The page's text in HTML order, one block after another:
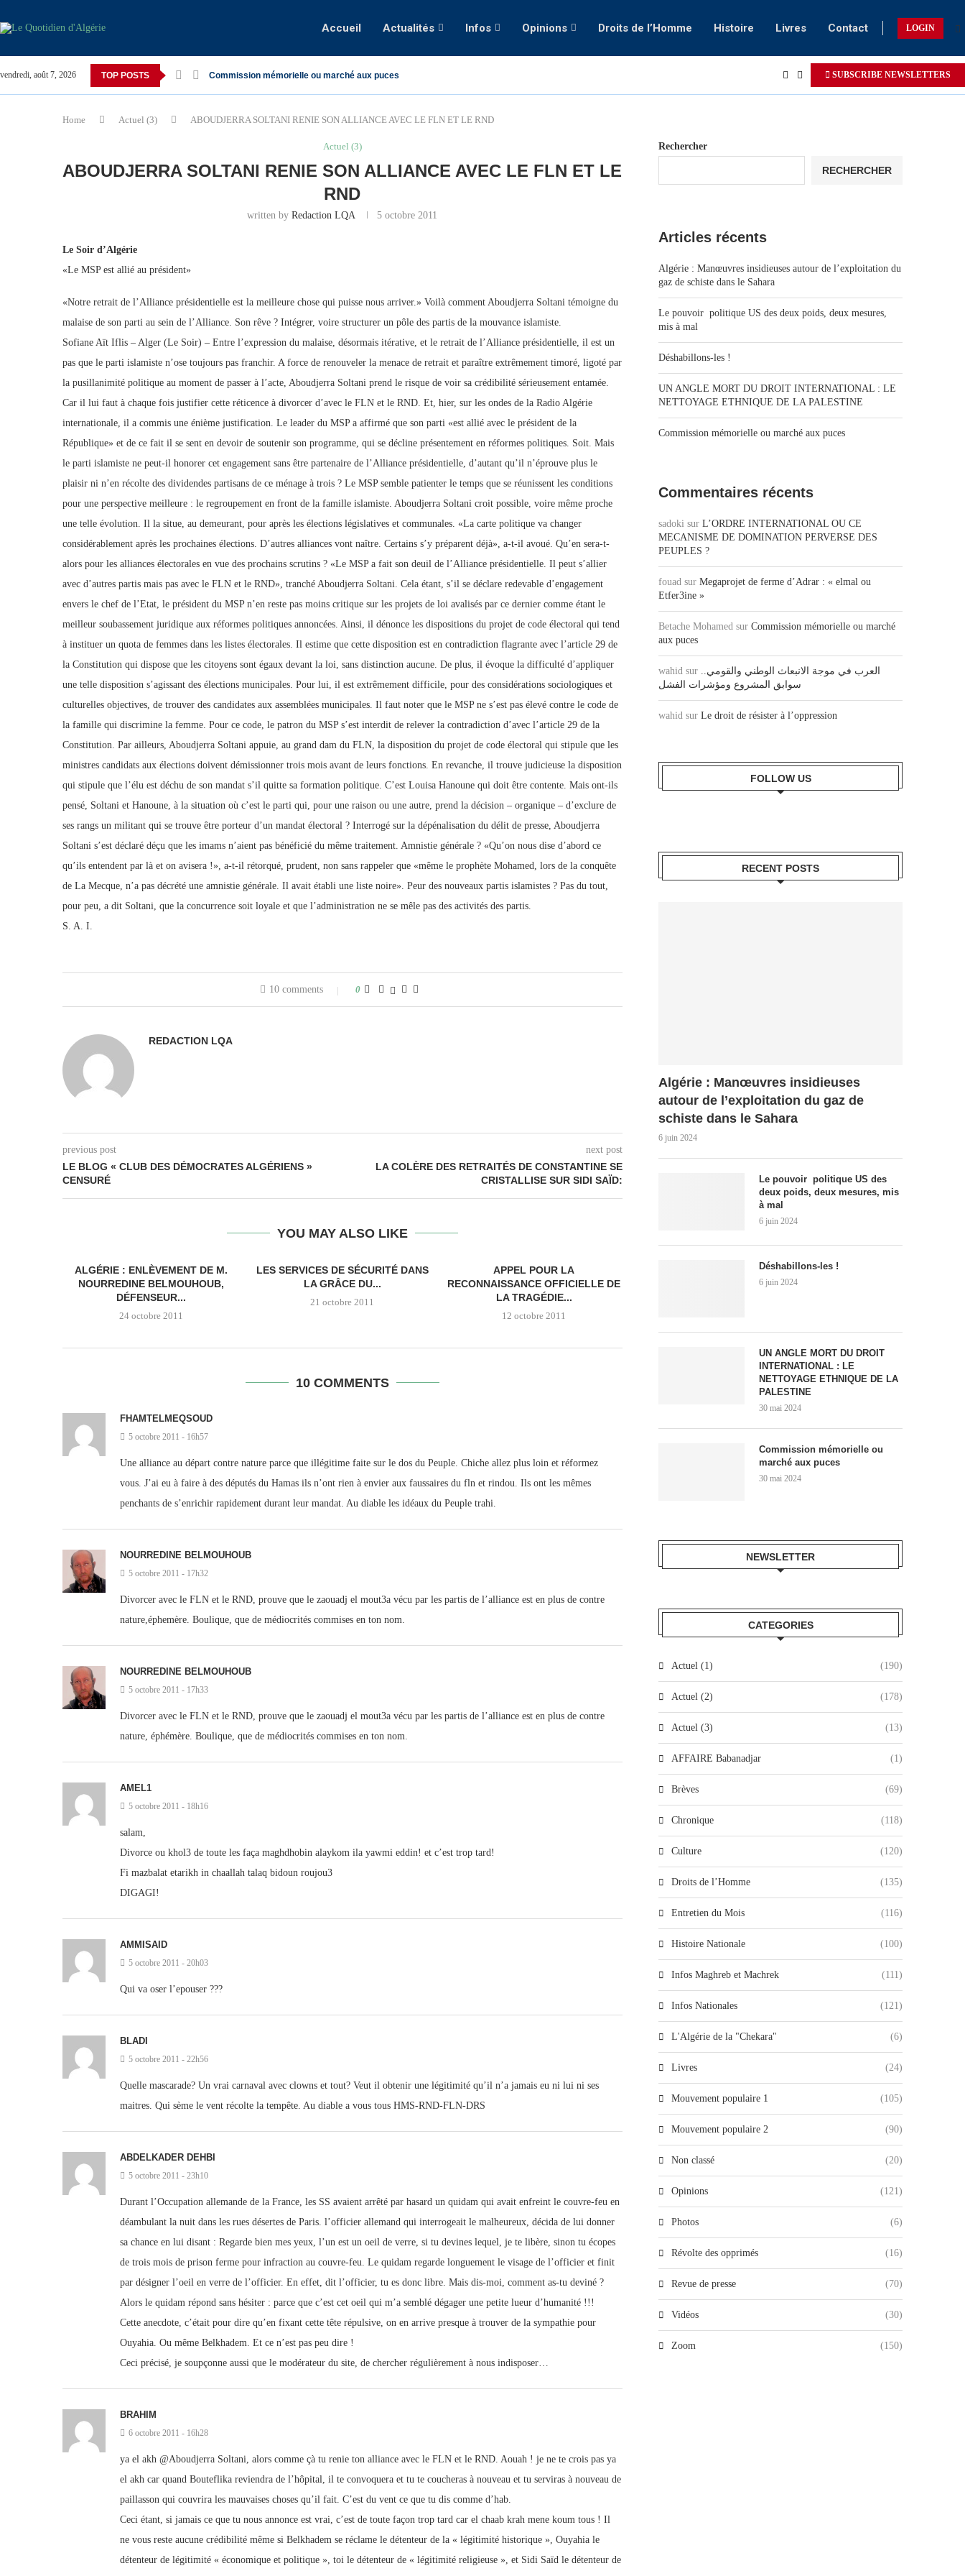
Accueil Actualités Infos Opinions Droits de l’Homme Histoire Livres Contact LOGIN
vendredi, août 7, 2026 TOP POSTS Commission mémorielle ou marché aux puces SUBSCRIBE NEWSLETTERS
Home Actuel (3) ABOUDJERRA SOLTANI RENIE SON ALLIANCE AVEC LE FLN ET LE RND
Actuel (3)
ABOUDJERRA SOLTANI RENIE SON ALLIANCE AVEC LE FLN ET LE
RND
written byRedaction LQA 5 octobre 2011
Le Soir d’Algérie
«Le MSP est allié au président»
«Notre retrait de l’Alliance présidentielle est la meilleure chose qui puisse nous arriver.» Voilà comment Aboudjerra Soltani témoigne du
malaise de son parti au sein de l’Alliance. Son rêve ? Intégrer, voire structurer un pôle des partis de la mouvance islamiste.
Sofiane Aït Iflis – Alger (Le Soir) – Entre l’expression du malaise, désormais itérative, et le retrait de l’Alliance présidentielle, il est un
pas que le parti islamiste n’ose toujours pas franchir. A force de renouveler la menace de retrait et paraître extrêmement timoré, ligoté par
la pusillanimité politique au moment de passer à l’acte, Aboudjerra Soltani prend le risque de voir sa crédibilité sérieusement entamée.
Car il lui faut à chaque fois justifier cette réticence à divorcer d’avec le FLN et le RND. Et, hier, sur les ondes de la Radio Algérie
internationale, il a commis une énième justification. Le leader du MSP a affirmé que son parti «est allié avec le président de la
République» et de ce fait il se sent en devoir de soutenir son programme, qui se décline présentement en réformes politiques. Soit. Mais
le parti islamiste ne peut-il honorer cet engagement sans être partenaire de l’Alliance présidentielle, d’autant qu’il n’éprouve plus le
plaisir ni n’en récolte des dividendes partisans de ce ménage à trois ? Le MSP semble patienter le temps que se réunissent les conditions
pour une perspective meilleure : le regroupement en front de la famille islamiste. Aboudjerra Soltani croit possible, voire même proche
une telle évolution. Il la situe, au demeurant, pour après les élections législatives et communales. «La carte politique va changer
considérablement après les prochaines élections. D’autres alliances vont naître. Certains s’y préparent déjà», a-t-il avoué. Qu’en sera-t-
alors pour les alliances électorales en vue des prochains scrutins ? «Le MSP a fait son deuil de l’Alliance présidentielle. Il peut s’allier
avec d’autres partis mais pas avec le FLN et le RND», tranché Aboudjerra Soltani. Cela étant, s’il se déclare redevable d’engagement
envers le chef de l’Etat, le président du MSP n’en reste pas moins critique sur les projets de loi avalisés par ce dernier comme étant le
meilleur soubassement juridique aux réformes politiques annoncées. Ainsi, il dénonce les dispositions du projet de code électoral qui tend
à instituer un quota de femmes dans les listes électorales. Il estime que cette disposition est en contradiction flagrante avec l’article 29 de
la Constitution qui dispose que les citoyens sont égaux devant la loi, sans distinction aucune. De plus, il évoque la difficulté d’appliquer
une telle disposition s’agissant des élections municipales. Pour lui, il est extrêmement difficile, pour des considérations sociologiques et
culturelles objectives, de trouver des candidates aux assemblées municipales. Il faut noter que le MSP ne s’est pas élevé contre le code de
la famille qui discrimine la femme. Pour ce code, le patron du MSP s’est interdit de relever la contradiction d’avec l’article 29 de la
Constitution. Par ailleurs, Aboudjerra Soltani appuie, au grand dam du FLN, la disposition du projet de code électoral qui stipule que les
ministres candidats aux élections doivent démissionner trois mois avant de leurs fonctions. En revanche, il trouve judicieuse la disposition
qui stipule que l’élu est déchu de son mandat s’il quitte sa formation politique. C’est Louisa Hanoune qui doit être contente. Mais ont-ils
pensé, Soltani et Hanoune, à la situation où c’est le parti qui, pour une raison ou une autre, prend la décision – organique – d’exclure de
ses rangs un militant qui se trouve être porteur d’un mandat électoral ? Interrogé sur la dépénalisation du délit de presse, Aboudjerra
Soltani s’est déclaré déçu que les imams n’aient pas bénéficié du même traitement. Amnistie générale ? «Qu’on nous dise d’abord ce
qu’ils entendent par là et on avisera !», a-t-il rétorqué, prudent, non sans rappeler que «même le prophète Mohamed, lors de la conquête
de La Mecque, n’a pas décrété une amnistie générale. Il avait établi une liste noire». Peur des nouveaux partis islamistes ? Pas du tout,
pour peu, a dit Soltani, que la concurrence soit loyale et que l’administration ne se mêle pas des activités des partis.
S. A. I.
10 comments 0
REDACTION LQA
previous post
LE BLOG « CLUB DES DÉMOCRATES ALGÉRIENS »
CENSURÉ
next post
LA COLÈRE DES RETRAITÉS DE CONSTANTINE SE
CRISTALLISE SUR SIDI SAÏD:
YOU MAY ALSO LIKE
ALGÉRIE : ENLÈVEMENT DE M.
NOURREDINE BELMOUHOUB,
DÉFENSEUR...
24 octobre 2011
LES SERVICES DE SÉCURITÉ DANS
LA GRÂCE DU...
21 octobre 2011
APPEL POUR LA
RECONNAISSANCE OFFICIELLE DE
LA TRAGÉDIE...
12 octobre 2011
10 COMMENTS
FHAMTELMEQSOUD
5 octobre 2011 - 16h57
Une alliance au départ contre nature parce que illégitime faite sur le dos du Peuple. Chiche allez plus loin et réformez
vous. J’ai eu à faire à des députés du Hamas ils n’ont rien à envier aux faussaires du fln et rindou. Ils ont les mêmes
penchants de s’enrichir rapidement durant leur mandat. Au diable les idéaux du Peuple trahi.
NOURREDINE BELMOUHOUB
5 octobre 2011 - 17h32
Divorcer avec le FLN et le RND, prouve que le zaouadj el mout3a vécu par les partis de l’alliance est en plus de contre
nature,éphemère. Boulique, que de médiocrités commises en ton nom.
NOURREDINE BELMOUHOUB
5 octobre 2011 - 17h33
Divorcer avec le FLN et le RND, prouve que le zaouadj el mout3a vécu par les partis de l’alliance est en plus de contre
nature, éphémère. Boulique, que de médiocrités commises en ton nom.
AMEL1
5 octobre 2011 - 18h16
salam,
Divorce ou khol3 de toute les faça maghdhobin alaykom ila yawmi eddin! et c’est trop tard!
Fi mazbalat etarikh in chaallah talaq bidoun roujou3
DIGAGI!
AMMISAID
5 octobre 2011 - 20h03
Qui va oser l’epouser ???
BLADI
5 octobre 2011 - 22h56
Quelle mascarade? Un vrai carnaval avec clowns et tout? Veut il obtenir une légitimité qu’il n’a jamais eu ni lui ni ses
maitres. Qui sème le vent récolte la tempête. Au diable a vous tous HMS-RND-FLN-DRS
ABDELKADER DEHBI
5 octobre 2011 - 23h10
Durant l’Occupation allemande de la France, les SS avaient arrêté par hasard un quidam qui avait enfreint le couvre-feu en
déambulant la nuit dans les rues désertes de Paris. l’officier allemand qui interrogeait le malheureux, décida de lui donner
sa chance en lui disant : Regarde bien mes yeux, l’un est un oeil de verre, si tu devines lequel, je te libère, sinon tu écopes
de trois mois de prison ferme pour infraction au couvre-feu. Le quidam regarde longuement le visage de l’officier et finit
par désigner l’oeil en verre de l’officier. En effet, dit l’officier, tu es donc libre. Mais dis-moi, comment as-tu deviné ?
Alors le quidam répond sans hésiter : parce que c’est cet oeil qui m’a semblé dégager une petite lueur d’humanité !!!
Cette anecdote, c’était pour dire qu’en fixant cette tête répulsive, on en arrive presque à trouver de la sympathie pour
Ouyahia. Ou même Belkhadem. Et ce n’est pas peu dire !
Ceci précisé, je soupçonne aussi que le modérateur du site, de chercher régulièrement à nous indisposer…
BRAHIM
6 octobre 2011 - 16h28
ya el akh @Aboudjerra Soltani, alors comme çà tu renie ton alliance avec le FLN et le RND. Aouah ! je ne te crois pas ya
el akh car quand Bouteflika reviendra de l’hôpital, il te convoquera et tu te coucheras à nouveau et tu serviras à nouveau de
paillasson qui couvrira les mauvaises choses qu’il fait. C’est du vent ce que tu dis comme d’hab.
Ceci étant, si jamais ce que tu nous annonce est vrai, c’est de toute façon trop tard car el chaab krah mene koum tous ! Il
ne vous reste aucune crédibilité même si Belkhadem se réclame le détenteur de la « légitimité historique », Ouyahia le
détenteur de légitimité « économique et politique », toi le détenteur de « légitimité religieuse », et Sidi Saïd le détenteur de
Rechercher
RECHERCHER
Articles récents
Algérie : Manœuvres insidieuses autour de l’exploitation du
gaz de schiste dans le Sahara
Le pouvoir politique US des deux poids, deux mesures,
mis à mal
Déshabillons-les !
UN ANGLE MORT DU DROIT INTERNATIONAL : LE
NETTOYAGE ETHNIQUE DE LA PALESTINE
Commission mémorielle ou marché aux puces
Commentaires récents
sadoki sur L’ORDRE INTERNATIONAL OU CE
MECANISME DE DOMINATION PERVERSE DES
PEUPLES ?
fouad sur Megaprojet de ferme d’Adrar : « elmal ou
Etfer3ine »
Betache Mohamed sur Commission mémorielle ou marché
aux puces
wahid sur العرب في موجة الانبعاث الوطني والقومي..
سوابق المشروع ومؤشرات الفشل
wahid sur Le droit de résister à l’oppression
FOLLOW US
RECENT POSTS
Algérie : Manœuvres insidieuses
autour de l’exploitation du gaz de
schiste dans le Sahara
6 juin 2024
Le pouvoir politique US des
deux poids, deux mesures, mis
à mal
6 juin 2024
Déshabillons-les !
6 juin 2024
UN ANGLE MORT DU DROIT
INTERNATIONAL : LE
NETTOYAGE ETHNIQUE DE LA
PALESTINE
30 mai 2024
Commission mémorielle ou
marché aux puces
30 mai 2024
NEWSLETTER
CATEGORIES
Actuel (1) (190)
Actuel (2) (178)
Actuel (3) (13)
AFFAIRE Babanadjar (1)
Brèves (69)
Chronique (118)
Culture (120)
Droits de l’Homme (135)
Entretien du Mois (116)
Histoire Nationale (100)
Infos Maghreb et Machrek (111)
Infos Nationales (121)
L'Algérie de la "Chekara" (6)
Livres (24)
Mouvement populaire 1 (105)
Mouvement populaire 2 (90)
Non classé (20)
Opinions (121)
Photos (6)
Révolte des opprimés (16)
Revue de presse (70)
Vidéos (30)
Zoom (150)